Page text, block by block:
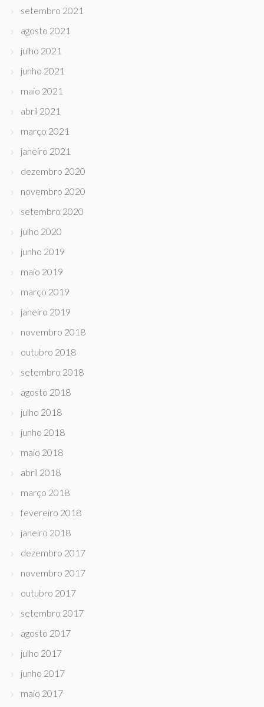
setembro 2021
agosto 2021
julho 2021
junho 2021
maio 2021
abril 2021
março 2021
janeiro 2021
dezembro 2020
novembro 2020
setembro 2020
julho 2020
junho 2019
maio 2019
março 2019
janeiro 2019
novembro 2018
outubro 2018
setembro 2018
agosto 2018
julho 2018
junho 2018
maio 2018
abril 2018
março 2018
fevereiro 2018
janeiro 2018
dezembro 2017
novembro 2017
outubro 2017
setembro 2017
agosto 2017
julho 2017
junho 2017
maio 2017